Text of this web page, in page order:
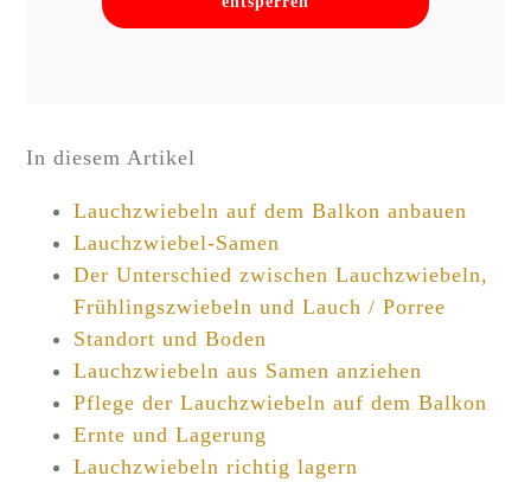
In diesem Artikel
Lauchzwiebeln auf dem Balkon anbauen
Lauchzwiebel-Samen
Der Unterschied zwischen Lauchzwiebeln,
Frühlingszwiebeln und Lauch / Porree
Standort und Boden
Lauchzwiebeln aus Samen anziehen
Pflege der Lauchzwiebeln auf dem Balkon
Ernte und Lagerung
Lauchzwiebeln richtig lagern